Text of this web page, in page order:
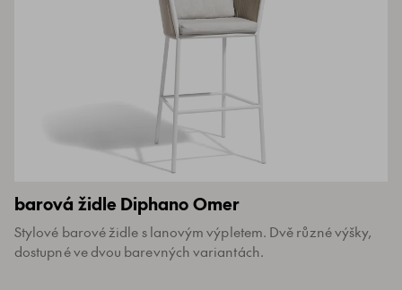
barová židle Diphano Omer
Stylové barové židle s lanovým výpletem. Dvě různé výšky,
dostupné ve dvou barevných variantách.